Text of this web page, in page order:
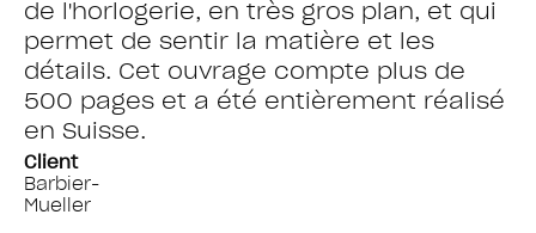
de l'horlogerie, en très gros plan, et qui
permet de sentir la matière et les
détails. Cet ouvrage compte plus de
500 pages et a été entièrement réalisé
en Suisse.
Client
Barbier-
Mueller